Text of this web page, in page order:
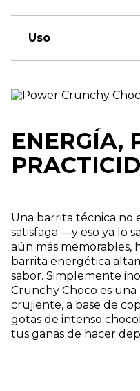
Uso
ENERGÍA,
Una barrita técnica no
satisfaga —y eso ya lo
aún más memorables,
barrita energética
sabor. Simplemente
Crunchy Choco es
crujiente, a base de
gotas de intenso
tus ganas de hacer